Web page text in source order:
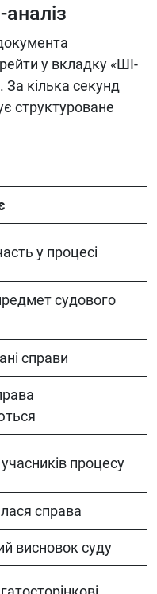
у вкладку «ШІ-
За кілька секунд
структуроване
у процесі
судового
справи
процесу
справа
висновок суду